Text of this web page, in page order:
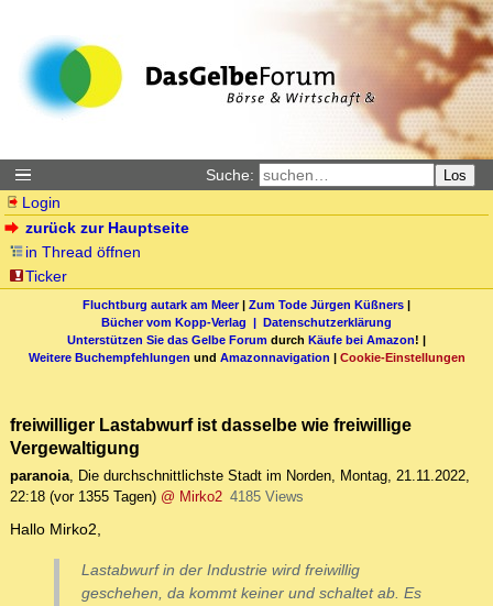
Suche: Los
Login
zurück zur Hauptseite
in Thread öffnen
Ticker
Fluchtburg autark am Meer| Zum Tode Jürgen Küßners |
Bücher vom Kopp-Verlag | Datenschutzerklärung
Unterstützen Sie das Gelbe Forum durch Käufe bei Amazon! |
Weitere Buchempfehlungen und Amazonnavigation | Cookie-Einstellungen
freiwilliger Lastabwurf ist dasselbe wie freiwillige
Vergewaltigung
paranoia, Die durchschnittlichste Stadt im Norden, Montag, 21.11.2022,
22:18 (vor 1355 Tagen) @ Mirko2 4185 Views
Hallo Mirko2,
Lastabwurf in der Industrie wird freiwillig
geschehen, da kommt keiner und schaltet ab. Es